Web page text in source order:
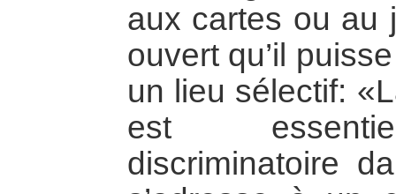
aux cartes ou au
ouvert qu’il
un lieu sélectif:
est
discriminatoire